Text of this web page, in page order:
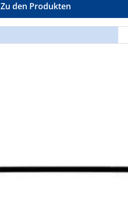
Zu den Produkten